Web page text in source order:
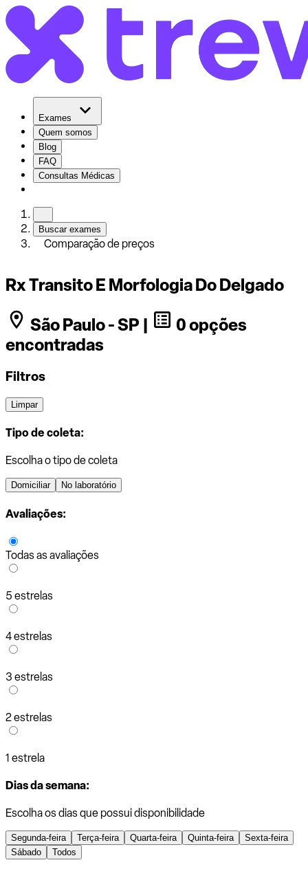
Exames
Quem somos
Blog
FAQ
Consultas Médicas
Buscar exames
Comparação de preços
Rx Transito E Morfologia Do Delgado
São Paulo - SP |
0 opções
encontradas
Filtros
Limpar
Tipo de coleta:
Escolha o tipo de coleta
Domiciliar No laboratório
Avaliações:
Todas as avaliações
5 estrelas
4 estrelas
3 estrelas
2 estrelas
1 estrela
Dias da semana:
Escolha os dias que possui disponibilidade
Segunda-feira Terça-feira Quarta-feira Quinta-feira
Sexta-feira
Sábado
Todos